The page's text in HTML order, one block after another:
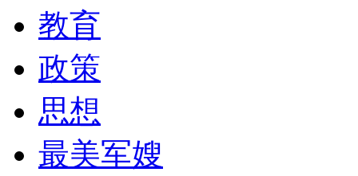
教育
政策
思想
最美军嫂